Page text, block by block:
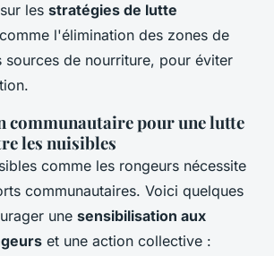
les stratégies de lutte
l'élimination des zones de
sources de nourriture, pour éviter
communautaire pour une lutte
les nuisibles
comme les rongeurs nécessite
communautaires. Voici quelques
une sensibilisation aux
et une action collective :